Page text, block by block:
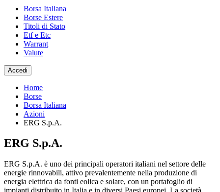
Borsa Italiana
Borse Estere
Titoli di Stato
Etf e Etc
Warrant
Valute
Accedi
Home
Borse
Borsa Italiana
Azioni
ERG S.p.A.
ERG S.p.A.
ERG S.p.A. è uno dei principali operatori italiani nel settore delle
energie rinnovabili, attivo prevalentemente nella produzione di
energia elettrica da fonti eolica e solare, con un portafoglio di